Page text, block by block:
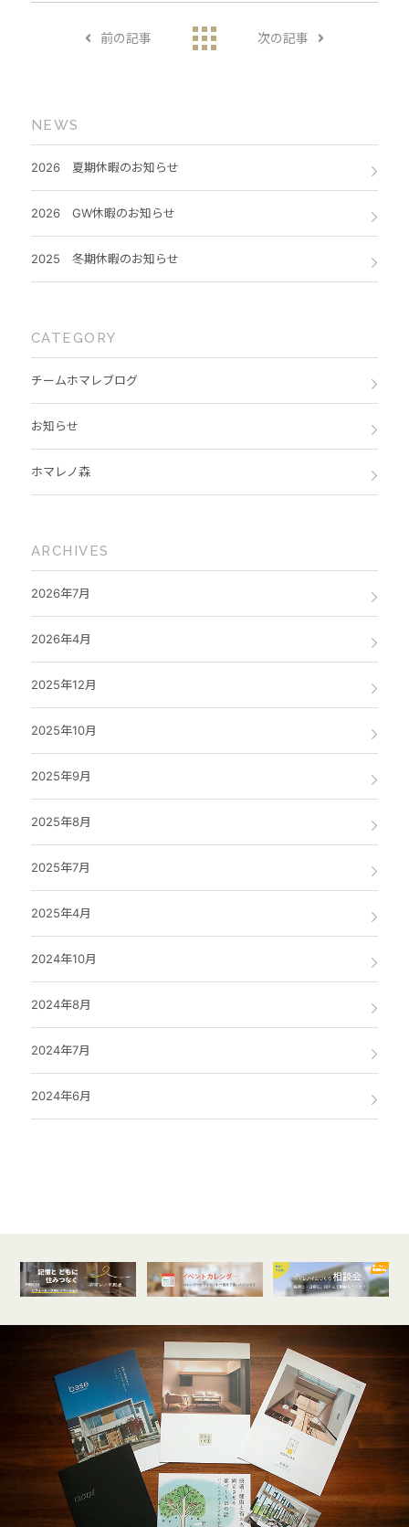
前の記事 次の記事
NEWS
2026 夏期休暇のお知らせ
2026 GW休暇のお知らせ
2025 冬期休暇のお知らせ
CATEGORY
チームホマレブログ
お知らせ
ホマレノ森
ARCHIVES
2026年7月
2026年4月
2025年12月
2025年10月
2025年9月
2025年8月
2025年7月
2025年4月
2024年10月
2024年8月
2024年7月
2024年6月
オンライン
開催受付中